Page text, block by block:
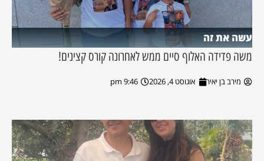
עשה את זה
משה פדידה האלוף סיים ממש לאחרונה קורס קצינים!
מירב בן יאיר אוגוסט 4, 2026 9:46 pm